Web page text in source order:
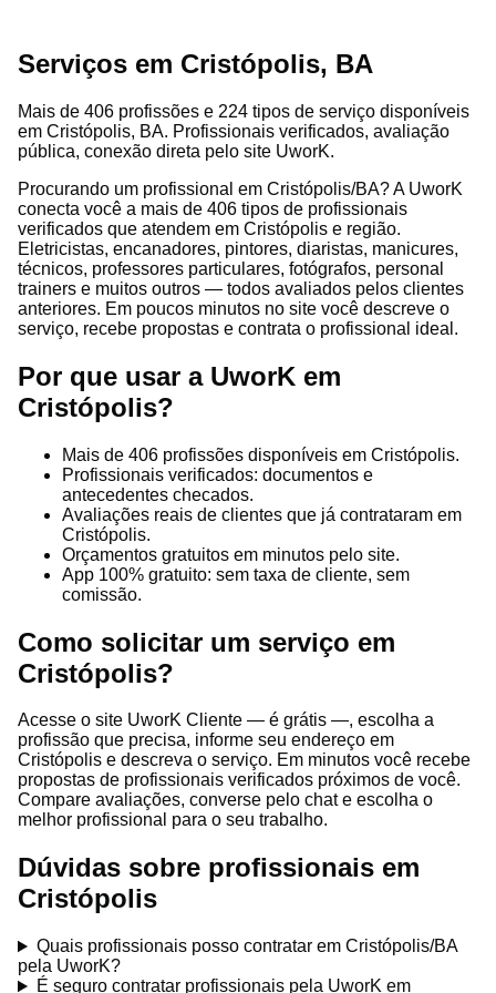
Serviços em Cristópolis, BA
Mais de 406 profissões e 224 tipos de serviço disponíveis
em Cristópolis, BA. Profissionais verificados, avaliação
pública, conexão direta pelo site UworK.
Procurando um profissional em Cristópolis/BA? A UworK
conecta você a mais de 406 tipos de profissionais
verificados que atendem em Cristópolis e região.
Eletricistas, encanadores, pintores, diaristas, manicures,
técnicos, professores particulares, fotógrafos, personal
trainers e muitos outros — todos avaliados pelos clientes
anteriores. Em poucos minutos no site você descreve o
serviço, recebe propostas e contrata o profissional ideal.
Por que usar a UworK em
Cristópolis?
Mais de 406 profissões disponíveis em Cristópolis.
Profissionais verificados: documentos e
antecedentes checados.
Avaliações reais de clientes que já contrataram em
Cristópolis.
Orçamentos gratuitos em minutos pelo site.
App 100% gratuito: sem taxa de cliente, sem
comissão.
Como solicitar um serviço em
Cristópolis?
Acesse o site UworK Cliente — é grátis —, escolha a
profissão que precisa, informe seu endereço em
Cristópolis e descreva o serviço. Em minutos você recebe
propostas de profissionais verificados próximos de você.
Compare avaliações, converse pelo chat e escolha o
melhor profissional para o seu trabalho.
Dúvidas sobre profissionais em
Cristópolis
Quais profissionais posso contratar em Cristópolis/BA
pela UworK?
É seguro contratar profissionais pela UworK em